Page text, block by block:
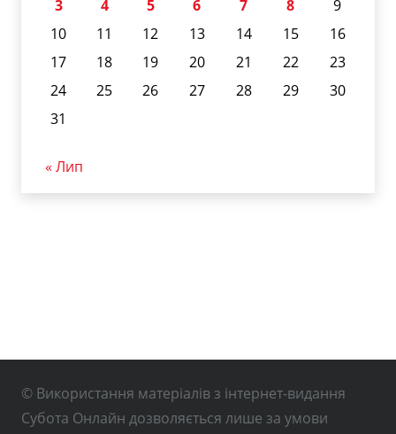
3
4 5 6 7 8
9
10
11 12 13 14 15
16
17
18 19 20 21 22
23
24
25 26 27 28 29
30
31
« Лип
© Використання матеріалів з інтернет-видання
Субота Онлайн дозволяється лише за умови